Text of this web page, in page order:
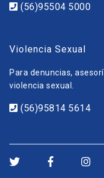
(56)95504 5000
Violencia Sexual
Para denuncias,
violencia sexual.
(56)95814 5614